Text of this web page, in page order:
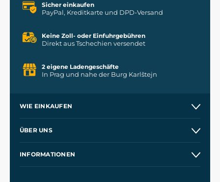
Sicher einkaufen
PayPal, Kreditkarte und DPD-Versand
Keine Zoll- oder Einfuhrgebühren
Direkt aus Tschechien versendet
2 eigene Ladengeschäfte
In Prag und nahe der Burg Karlštejn
WIE EINKAUFEN
Kontakt
ÜBER UNS
INFORMATIONEN